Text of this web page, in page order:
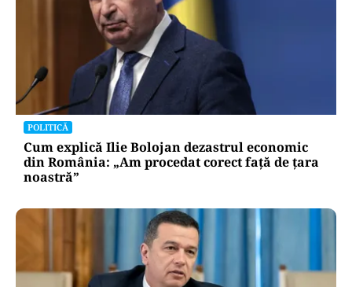
POLITICĂ
Cum explică Ilie Bolojan dezastrul economic
din România: „Am procedat corect față de țara
noastră”